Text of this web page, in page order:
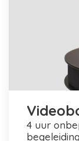
4 uur onbeperkt video's maken + personele
begeleiding